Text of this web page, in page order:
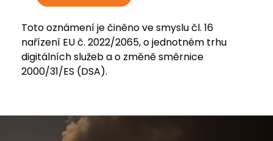
Toto oznámení je činěno ve smyslu čl. 16
nařízení EU č. 2022/2065, o jednotném trhu
digitálních služeb a o změně směrnice
2000/31/ES (DSA).